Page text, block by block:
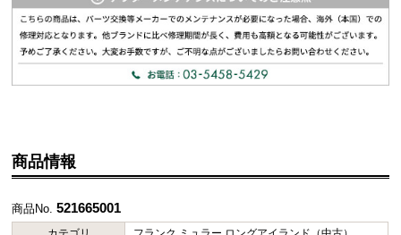
商品情報
商品No.521665001